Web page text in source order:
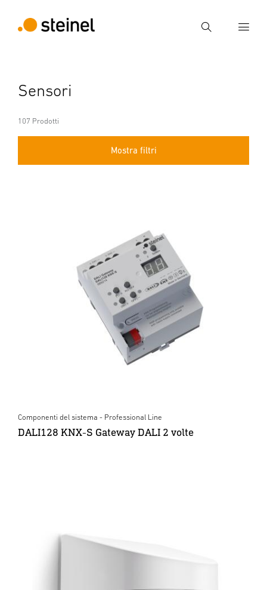
Ricerca
Ricerca
Sensori
107 Prodotti
Mostra filtri
Componenti del sistema - Professional Line
DALI128 KNX-S Gateway DALI 2 volte